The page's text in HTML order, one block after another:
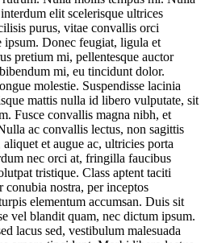
elit scelerisque ultrices
purus, vitae convallis orci
ipsum. Donec feugiat, ligula et
pretium mi, pellentesque auctor
mi, eu tincidunt dolor.
molestie. Suspendisse lacinia
mattis nulla id libero vulputate, sit
Fusce convallis magna nibh, et
ac convallis lectus, non sagittis
et augue ac, ultricies porta
nec orci at, fringilla faucibus
tristique. Class aptent taciti
conubia nostra, per inceptos
elementum accumsan. Duis sit
vel blandit quam, nec dictum ipsum.
lacus sed, vestibulum malesuada